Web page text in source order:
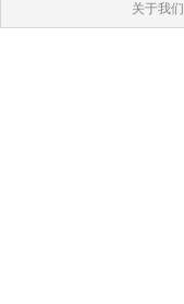
关于我们